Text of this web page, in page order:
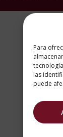
Para
las
puede